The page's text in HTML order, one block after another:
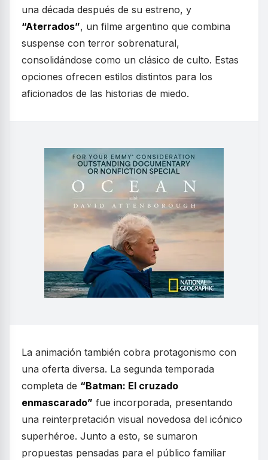
una década después de su estreno, y
“Aterrados”, un filme argentino que combina
suspense con terror sobrenatural,
consolidándose como un clásico de culto. Estas
opciones ofrecen estilos distintos para los
aficionados de las historias de miedo.
La animación también cobra protagonismo con
una oferta diversa. La segunda temporada
completa de “Batman: El cruzado
enmascarado” fue incorporada, presentando
una reinterpretación visual novedosa del icónico
superhéroe. Junto a esto, se sumaron
propuestas pensadas para el público familiar